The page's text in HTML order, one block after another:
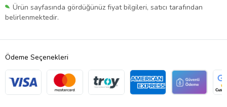
Ürün sayfasında gördüğünüz fiyat bilgileri, satıcı tarafından
belirlenmektedir.
Ödeme Seçenekleri